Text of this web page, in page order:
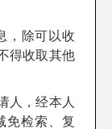
，除可以收
得收取其他
，经本人
免检索、复